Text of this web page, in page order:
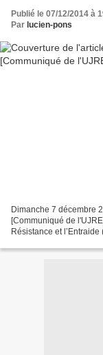
Publié le 07/12/2014 à
Par lucien-pons
Dimanche 7 décembre
[Communiqué de
Résistance et l’Entraide